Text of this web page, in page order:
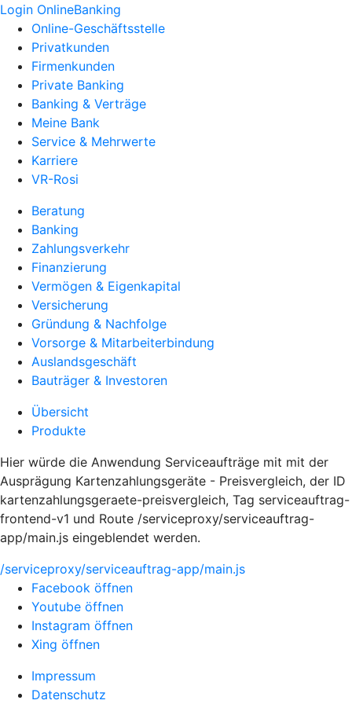
Login OnlineBanking
Online-Geschäftsstelle
Privatkunden
Firmenkunden
Private Banking
Banking & Verträge
Meine Bank
Service & Mehrwerte
Karriere
VR-Rosi
Beratung
Banking
Zahlungsverkehr
Finanzierung
Vermögen & Eigenkapital
Versicherung
Gründung & Nachfolge
Vorsorge & Mitarbeiterbindung
Auslandsgeschäft
Bauträger & Investoren
Übersicht
Produkte
Hier würde die Anwendung Serviceaufträge mit mit der
Ausprägung Kartenzahlungsgeräte - Preisvergleich, der ID
kartenzahlungsgeraete-preisvergleich, Tag serviceauftrag-
frontend-v1 und Route /serviceproxy/serviceauftrag-
app/main.js eingeblendet werden.
/serviceproxy/serviceauftrag-app/main.js
Facebook öffnen
Youtube öffnen
Instagram öffnen
Xing öffnen
Impressum
Datenschutz